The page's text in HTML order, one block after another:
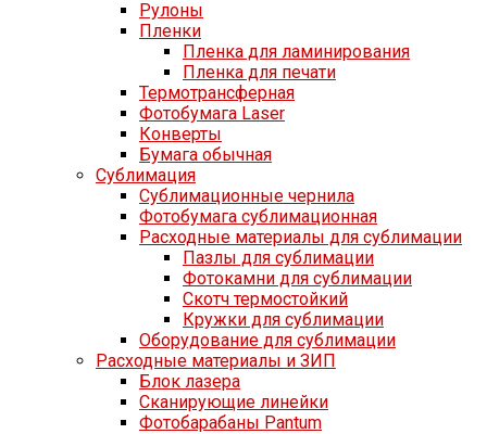
Рулоны
Пленки
Пленка для ламинирования
Пленка для печати
Термотрансферная
Фотобумага Laser
Конверты
Бумага обычная
Сублимация
Сублимационные чернила
Фотобумага сублимационная
Расходные материалы для сублимации
Пазлы для сублимации
Фотокамни для сублимации
Скотч термостойкий
Кружки для сублимации
Оборудование для сублимации
Расходные материалы и ЗИП
Блок лазера
Сканирующие линейки
Фотобарабаны Pantum